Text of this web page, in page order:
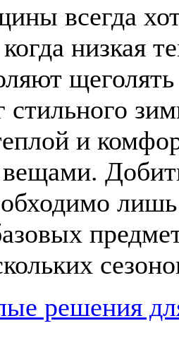
всегда
низкая
стильного
и
решения